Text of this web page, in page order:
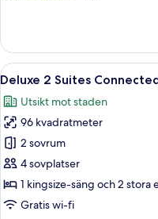
Room
Öppna
alla
foton
för
Deluxe
2
Suites
Connected
9
Deluxe 2 Suites
Utsikt mot staden
96 kvadratmeter
2 sovrum
4 sovplatser
1 kingsize-säng och 2 stora
Gratis wi-fi